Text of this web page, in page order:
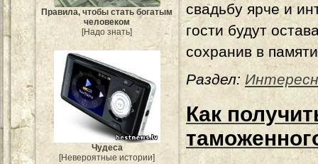
Правила, чтобы стать богатым
человеком
[Надо знать]
Чудеса
[Невероятные истории]
свадьбу ярче и
гости будут
сохранив в
Раздел:
Как